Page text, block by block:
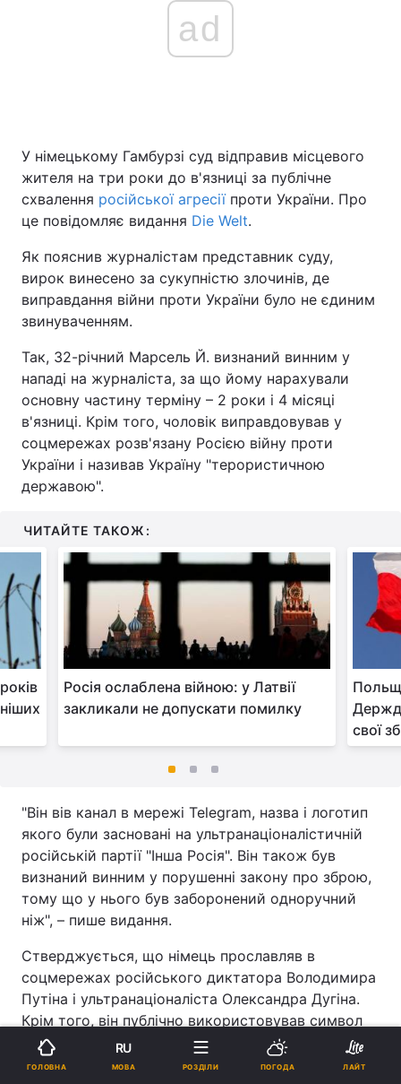
ad
У німецькому Гамбурзі суд відправив місцевого
жителя на три роки до в'язниці за публічне
схвалення російської агресіїпроти України. Про
це повідомляє видання Die Welt.
Як пояснив журналістам представник суду,
вирок винесено за сукупністю злочинів, де
виправдання війни проти України було не єдиним
звинуваченням.
Так, 32-річний Марсель Й. визнаний винним у
нападі на журналіста, за що йому нарахували
основну частину терміну – 2 роки і 4 місяці
в'язниці. Крім того, чоловік виправдовував у
соцмережах розв'язану Росією війну проти
України і називав Україну "терористичною
державою".
ЧИТАЙТЕ ТАКОЖ:
Росія ослаблена війною: у Латвії
закликали не допускати помилку
свої
"Він вів канал в мережі Telegram, назва і логотип
якого були засновані на ультранаціоналістичній
російській партії "Інша Росія". Він також був
визнаний винним у порушенні закону про зброю,
тому що у нього був заборонений одноручний
ніж", – пише видання.
Стверджується, що німець прославляв в
соцмережах російського диктатора Володимира
Путіна і ультранаціоналіста Олександра Дугіна.
Крім того, він публічно використовував символ
російської військової агресії букву "Z",
демонстрація якого в Німеччині заборонена.
ГОЛОВНА
RU
МОВА РОЗДІЛИ ПОГОДА ЛАЙТ